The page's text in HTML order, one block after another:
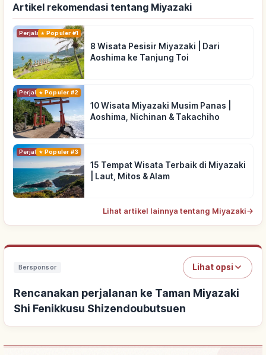
Artikel rekomendasi tentang Miyazaki
PerjalananPopuler #1
8 Wisata Pesisir Miyazaki | Dari
Aoshima ke Tanjung Toi
PerjalananPopuler #2
10 Wisata Miyazaki Musim Panas |
Aoshima, Nichinan & Takachiho
PerjalananPopuler #3
15 Tempat Wisata Terbaik di Miyazaki
| Laut, Mitos & Alam
Lihat artikel lainnya tentang Miyazaki→
Bersponsor Lihat opsi
Rencanakan perjalanan ke Taman Miyazaki
Shi Fenikkusu Shizendoubutsuen